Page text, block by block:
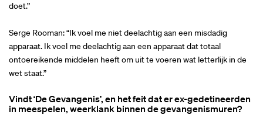
doet.”
Serge Rooman: “Ik voel me niet deelachtig aan een misdadig
apparaat. Ik voel me deelachtig aan een apparaat dat totaal
ontoereikende middelen heeft om uit te voeren wat letterlijk in de
wet staat.”
Vindt ‘De Gevangenis’, en het feit dat er ex-gedetineerden
in meespelen, weerklank binnen de gevangenismuren?